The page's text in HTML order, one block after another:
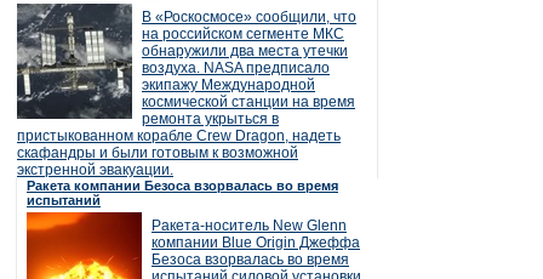
В «Роскосмосе» сообщили, что
на российском сегменте МКС
обнаружили два места утечки
воздуха. NASA предписало
экипажу Международной
космической станции на время
ремонта укрыться в
пристыкованном корабле Crew Dragon, надеть
скафандры и были готовым к возможной
экстренной эвакуации.
Ракета компании Безоса взорвалась во время
испытаний
Ракета-носитель New Glenn
компании Blue Origin Джеффа
Безоса взорвалась во время